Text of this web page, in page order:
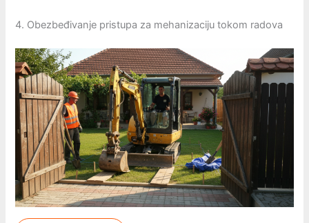
4. Obezbeđivanje pristupa za mehanizaciju tokom radova